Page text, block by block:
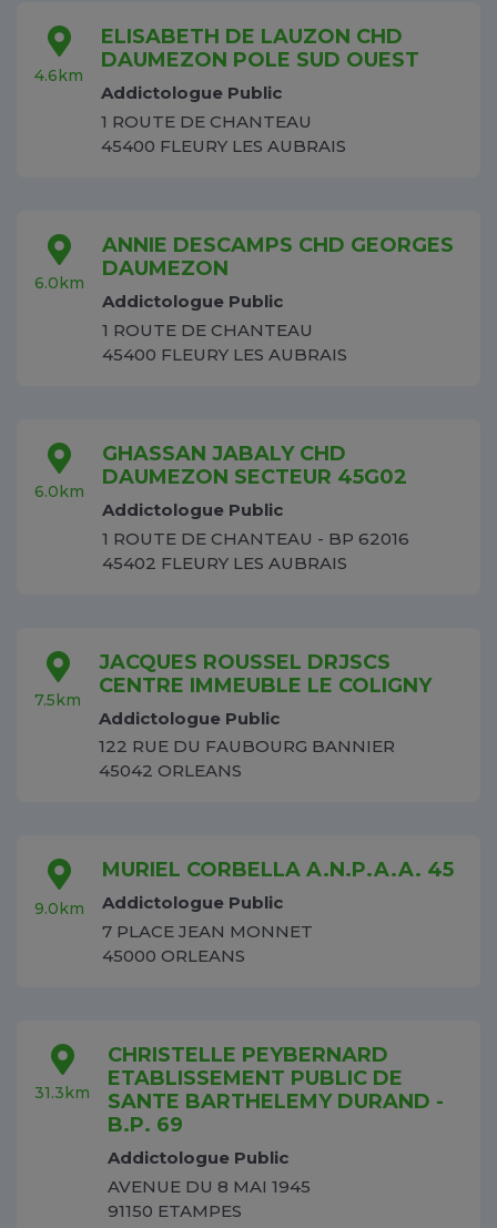
4.6km
ELISABETH DE LAUZON CHD
DAUMEZON POLE SUD OUEST
Addictologue Public
1 ROUTE DE CHANTEAU
45400 FLEURY LES AUBRAIS
6.0km
ANNIE DESCAMPS CHD GEORGES
DAUMEZON
Addictologue Public
1 ROUTE DE CHANTEAU
45400 FLEURY LES AUBRAIS
6.0km
GHASSAN JABALY CHD
DAUMEZON SECTEUR 45G02
Addictologue Public
1 ROUTE DE CHANTEAU - BP 62016
45402 FLEURY LES AUBRAIS
7.5km
JACQUES ROUSSEL DRJSCS
CENTRE IMMEUBLE LE COLIGNY
Addictologue Public
122 RUE DU FAUBOURG BANNIER
45042 ORLEANS
9.0km
MURIEL CORBELLA A.N.P.A.A. 45
Addictologue Public
7 PLACE JEAN MONNET
45000 ORLEANS
31.3km
CHRISTELLE PEYBERNARD
ETABLISSEMENT PUBLIC DE
SANTE BARTHELEMY DURAND -
B.P. 69
Addictologue Public
AVENUE DU 8 MAI 1945
91150 ETAMPES